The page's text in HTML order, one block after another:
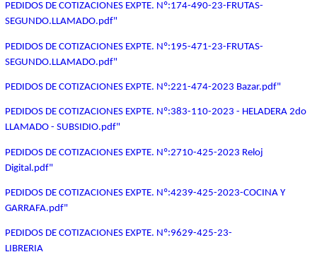
PEDIDOS DE COTIZACIONES EXPTE. Nº:174-490-23-FRUTAS-
SEGUNDO.LLAMADO.pdf"
PEDIDOS DE COTIZACIONES EXPTE. Nº:195-471-23-FRUTAS-
SEGUNDO.LLAMADO.pdf"
PEDIDOS DE COTIZACIONES EXPTE. Nº:221-474-2023 Bazar.pdf"
PEDIDOS DE COTIZACIONES EXPTE. Nº:383-110-2023 - HELADERA 2do
LLAMADO - SUBSIDIO.pdf"
PEDIDOS DE COTIZACIONES EXPTE. Nº:2710-425-2023 Reloj
Digital.pdf"
PEDIDOS DE COTIZACIONES EXPTE. Nº:4239-425-2023-COCINA Y
GARRAFA.pdf"
PEDIDOS DE COTIZACIONES EXPTE. Nº:9629-425-23-
LIBRERIA